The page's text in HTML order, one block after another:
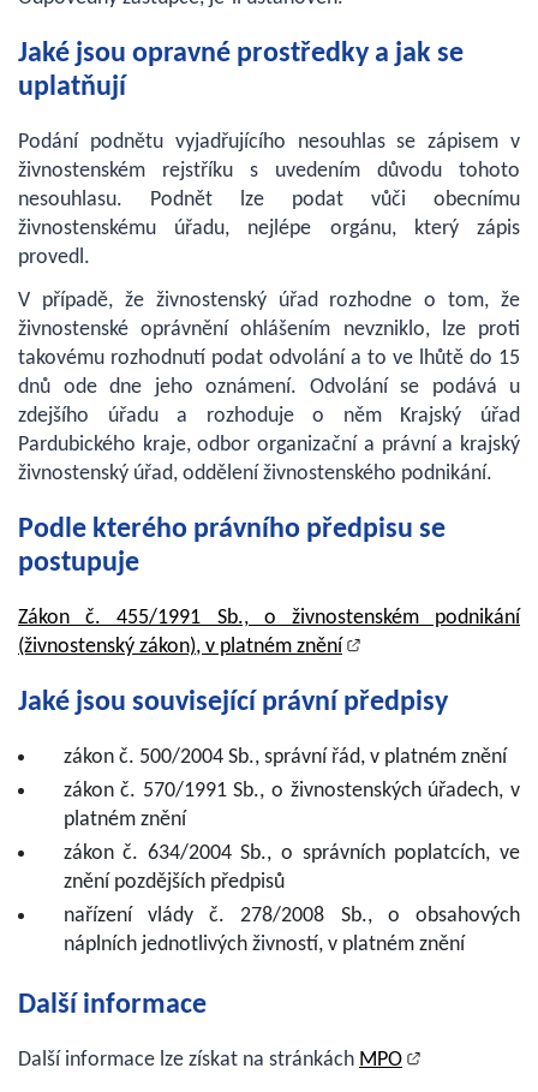
Jaké jsou opravné prostředky a jak se
uplatňují
Podání podnětu vyjadřujícího nesouhlas se zápisem v
živnostenském rejstříku s uvedením důvodu tohoto
nesouhlasu. Podnět lze podat vůči obecnímu
živnostenskému úřadu, nejlépe orgánu, který zápis
provedl.
V případě, že živnostenský úřad rozhodne o tom, že
živnostenské oprávnění ohlášením nevzniklo, lze proti
takovému rozhodnutí podat odvolání a to ve lhůtě do 15
dnů ode dne jeho oznámení. Odvolání se podává u
zdejšího úřadu a rozhoduje o něm Krajský úřad
Pardubického kraje, odbor organizační a právní a krajský
živnostenský úřad, oddělení živnostenského podnikání.
Podle kterého právního předpisu se
postupuje
Zákon č. 455/1991 Sb., o živnostenském podnikání
(živnostenský zákon), v platném znění
Jaké jsou související právní předpisy
zákon č. 500/2004 Sb., správní řád, v platném znění
zákon č. 570/1991 Sb., o živnostenských úřadech, v
platném znění
zákon č. 634/2004 Sb., o správních poplatcích, ve
znění pozdějších předpisů
nařízení vlády č. 278/2008 Sb., o obsahových
náplních jednotlivých živností, v platném znění
Další informace
Další informace lze získat na stránkách MPO